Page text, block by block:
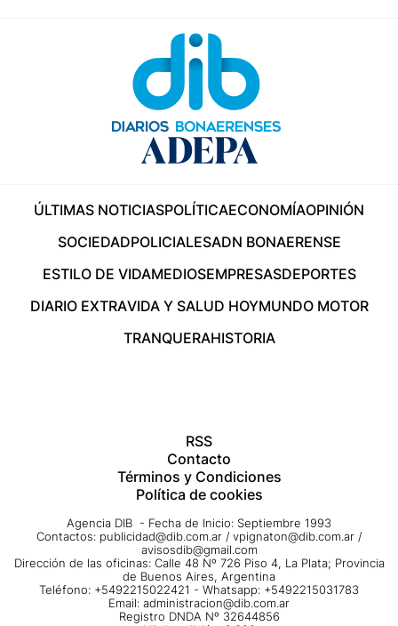
ÚLTIMAS NOTICIASPOLÍTICAECONOMÍAOPINIÓN
SOCIEDADPOLICIALESADN BONAERENSE
ESTILO DE VIDAMEDIOSEMPRESASDEPORTES
DIARIO EXTRAVIDA Y SALUD HOYMUNDO MOTOR
TRANQUERAHISTORIA
RSS
Contacto
Términos y Condiciones
Política de cookies
Agencia DIB - Fecha de Inicio: Septiembre 1993
Contactos: publicidad@dib.com.ar / vpignaton@dib.com.ar /
avisosdib@gmail.com
Dirección de las oficinas: Calle 48 Nº 726 Piso 4, La Plata; Provincia
de Buenos Aires, Argentina
Teléfono: +5492215022421 - Whatsapp: +5492215031783
Email: administracion@dib.com.ar
Registro DNDA Nº 32644856